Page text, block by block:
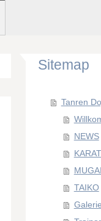
Sitemap
Tanren
NEWS
TAIKO
Galerie